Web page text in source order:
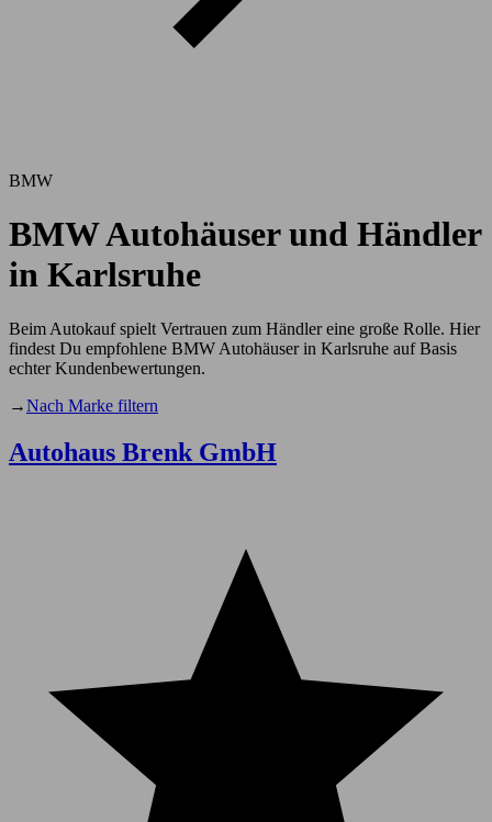
BMW
BMW Autohäuser und Händler
in Karlsruhe
Beim Autokauf spielt Vertrauen zum Händler eine große Rolle. Hier
findest Du empfohlene BMW Autohäuser in Karlsruhe auf Basis
echter Kundenbewertungen.
→Nach Marke filtern
Autohaus Brenk GmbH